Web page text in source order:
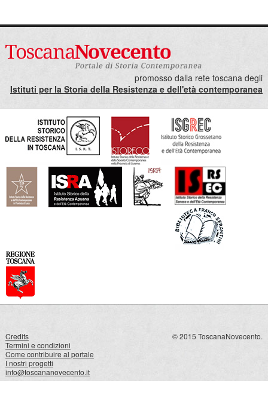
promosso dalla rete toscana degli
Istituti per la Storia della Resistenza e dell'età contemporanea
Credits
Termini e condizioni
Come contribuire al portale
I nostri progetti
info@toscananovecento.it
© 2015 ToscanaNovecento.